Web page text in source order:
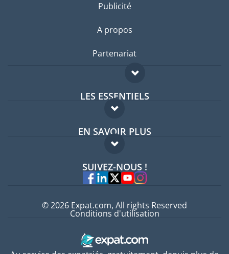
Publicité
A propos
Partenariat
LES ESSENTIELS
Forum expatriés
Guides pays
EN SAVOIR PLUS
FAQ
Experts
SUIVEZ-NOUS !
© 2026 Expat.com, All rights Reserved
Conditions d'utilisation